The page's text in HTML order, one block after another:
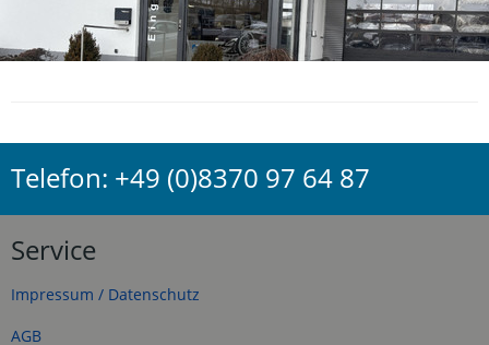
Telefon: +49 (0)8370 97 64 87
Service
Impressum / Datenschutz
AGB